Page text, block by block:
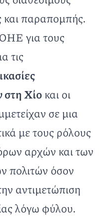
και παραπομπής.
για τους
τις
Χίο και οι
σε μια
με τους ρόλους
αρχών και των
πολιτών όσον
αντιμετώπιση
λόγω φύλου.